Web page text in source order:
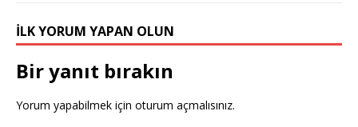
İLK YORUM YAPAN OLUN
Bir yanıt bırakın
Yorum yapabilmek için oturum açmalısınız.